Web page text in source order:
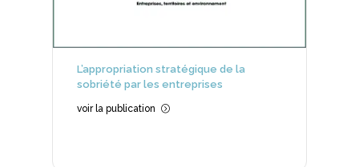
L’appropriation stratégique de la
sobriété par les entreprises
voir la publication =